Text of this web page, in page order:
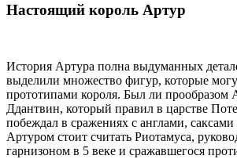
Настоящий король Артур
История Артура полна выдуманных
выделили множество фигур, которые
прототипами короля. Был ли прообразом
Ддантвин, который правил в царстве
побеждал в сражениях с англами,
Артуром стоит считать Риотамуса,
гарнизоном в 5 веке и сражавшегося